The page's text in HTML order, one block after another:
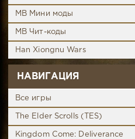
MB Мини моды
MB Чит-коды
Han Xiongnu Wars
НАВИГАЦИЯ
Все игры
The Elder Scrolls (TES)
Kingdom Come: Deliverance